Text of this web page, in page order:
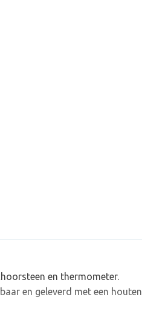
en thermometer.
en geleverd met een houten